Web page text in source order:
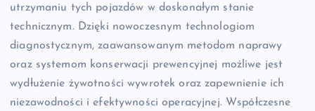
utrzymaniu tych pojazdów w doskonałym stanie
technicznym. Dzięki nowoczesnym technologiom
diagnostycznym, zaawansowanym metodom naprawy
oraz systemom konserwacji prewencyjnej możliwe jest
wydłużenie żywotności wywrotek oraz zapewnienie ich
niezawodności i efektywności operacyjnej. Współczesne